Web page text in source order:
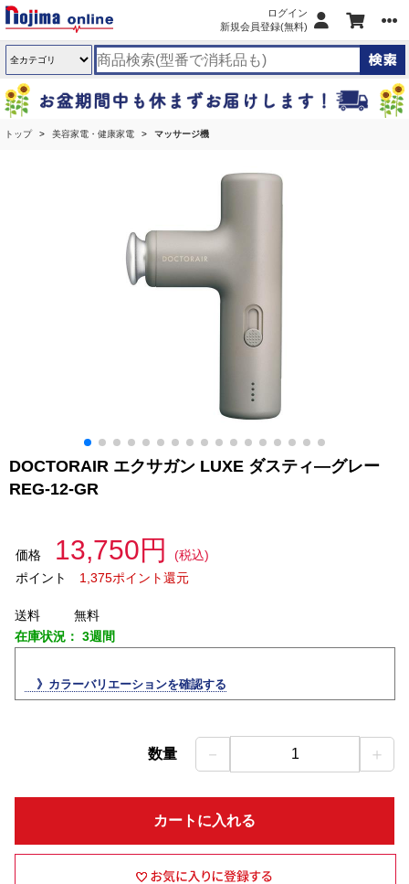
ログイン
新規会員登録(無料)
トップ 美容家電・健康家電 マッサージ機
DOCTORAIR エクサガン LUXE ダスティ―グレー
REG-12-GR
価格 13,750円
(税込)
ポイント
1,375ポイント還元
送料
無料
在庫状況： 3週間
》カラーバリエーションを確認する
数量 － 1 ＋
カートに入れる